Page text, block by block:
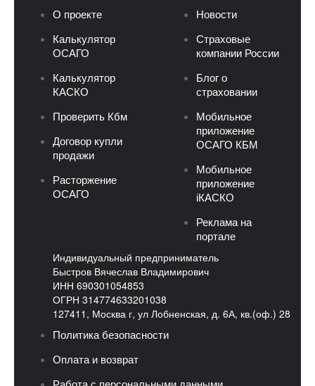
О проекте
Калькулятор
ОСАГО
Калькулятор
КАСКО
Проверить Кбм
Договор купли
продажи
Расторжение
ОСАГО
Новости
Страховые
компании России
Блог о
страховании
Мобильное
приложение
ОСАГО КБМ
Мобильное
приложение
iКАСКО
Реклама на
портале
Индивидуальный предприниматель
Быстров Вячеслав Владимирович
ИНН 690301054853
ОГРН 314774633201038
127411, Москва г, ул Лобненская, д. 6А, кв.(оф.) 28
Политика безопасности
Оплата и возврат